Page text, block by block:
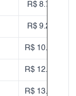
R$ 8.720,00
R$ 9.220,00
R$ 10.490,00
R$ 12.280,00
R$ 13.640,00